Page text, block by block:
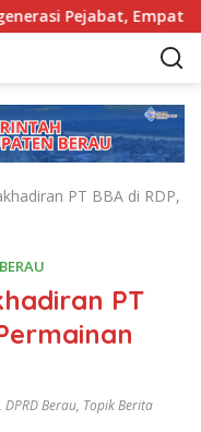
Empat Kursi
PT BBA di RDP,
PT
, DPRD Berau, Topik Berita